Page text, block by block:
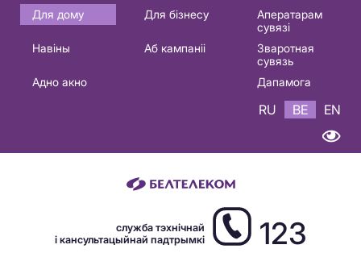
Основная
навигация
Для дому Для бізнесу
Аператарам
сувязі
Навіны
Аб кампаніі
Зваротная
сувязь
Адно акно
Дапамога
RU BE EN
служба тэхнічнай
і кансультацыйнай падтрымкі
123